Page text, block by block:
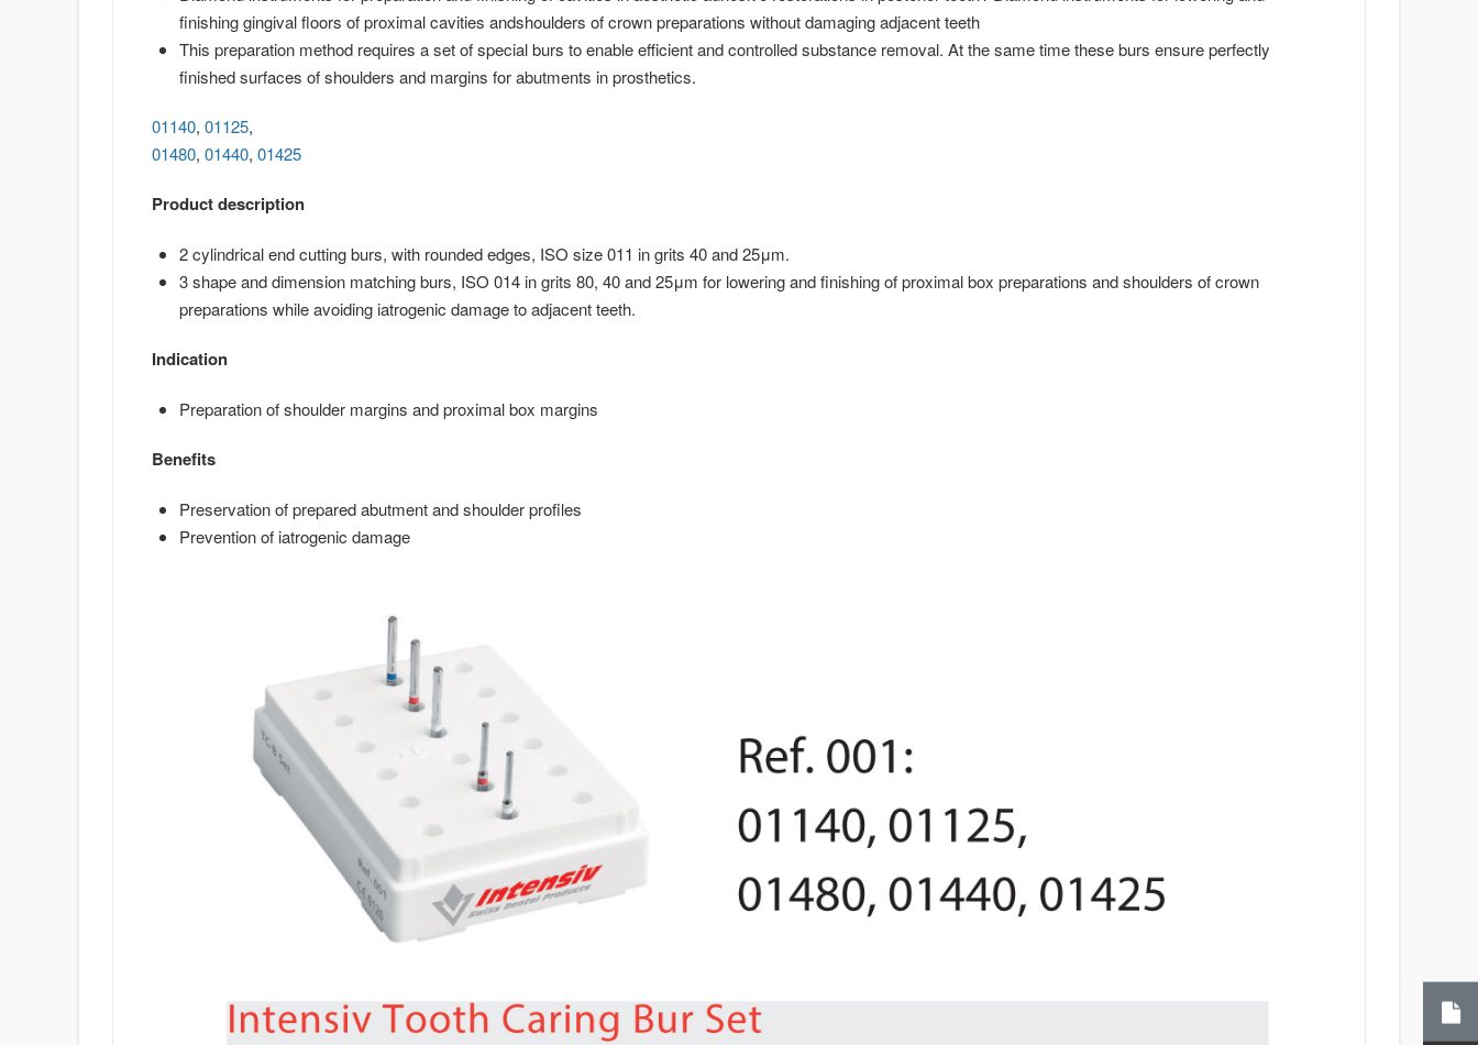
finishing gingival floors of proximal cavities andshoulders of crown preparations without damaging adjacent teeth
This preparation method requires a set of special burs to enable efficient and controlled substance removal. At the same time these burs ensure perfectly
finished surfaces of shoulders and margins for abutments in prosthetics.
01140, 01125,
01480, 01440, 01425
Product description
2 cylindrical end cutting burs, with rounded edges, ISO size 011 in grits 40 and 25μm.
3 shape and dimension matching burs, ISO 014 in grits 80, 40 and 25μm for lowering and finishing of proximal box preparations and shoulders of crown
preparations while avoiding iatrogenic damage to adjacent teeth.
Indication
Preparation of shoulder margins and proximal box margins
Benefits
Preservation of prepared abutment and shoulder profiles
Prevention of iatrogenic damage